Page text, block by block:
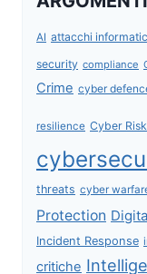
AI attacchi
security compliance
Crime cyber
resilience Cyber Risk
threats cyber
Protection
Incident Response
critiche